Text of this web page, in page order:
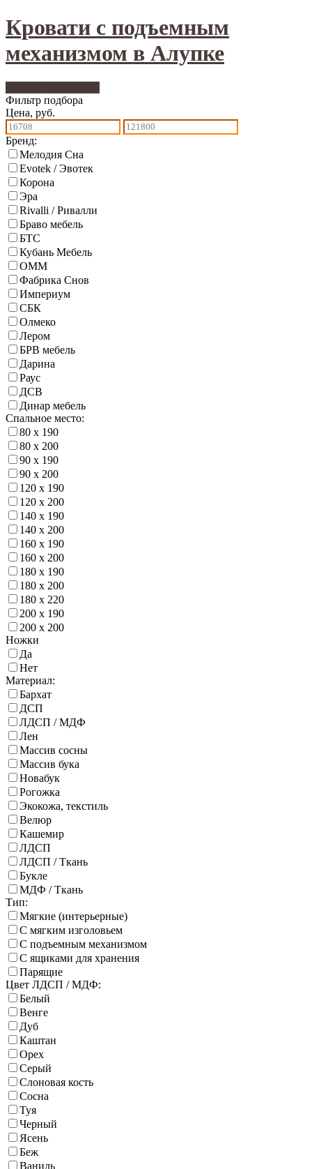
Кровати с подъемным
механизмом в Алупке
Фильтр подбора
Цена, руб.
Бренд:
Мелодия Сна
Evotek / Эвотек
Корона
Эра
Rivalli / Ривалли
Браво мебель
БТС
Кубань Мебель
ОММ
Фабрика Снов
Империум
СБК
Олмеко
Лером
БРВ мебель
Дарина
Раус
ДСВ
Динар мебель
Спальное место:
80 х 190
80 х 200
90 х 190
90 х 200
120 х 190
120 х 200
140 х 190
140 х 200
160 х 190
160 х 200
180 х 190
180 х 200
180 х 220
200 х 190
200 х 200
Ножки
Да
Нет
Материал:
Бархат
ДСП
ЛДСП / МДФ
Лен
Массив сосны
Массив бука
Новабук
Рогожка
Экокожа, текстиль
Велюр
Кашемир
ЛДСП
ЛДСП / Ткань
Букле
МДФ / Ткань
Тип:
Мягкие (интерьерные)
С мягким изголовьем
С подъемным механизмом
С ящиками для хранения
Парящие
Цвет ЛДСП / МДФ:
Белый
Венге
Дуб
Каштан
Орех
Серый
Слоновая кость
Сосна
Туя
Черный
Ясень
Беж
Ваниль